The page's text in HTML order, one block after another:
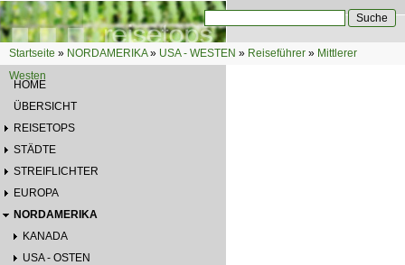
Direkt zum Inhalt
Suchformular
Sie sind hier
Startseite » NORDAMERIKA» USA - WESTEN » Reiseführer » Mittlerer
Westen
HOME
ÜBERSICHT
REISETOPS
STÄDTE
STREIFLICHTER
EUROPA
NORDAMERIKA
KANADA
USA - OSTEN